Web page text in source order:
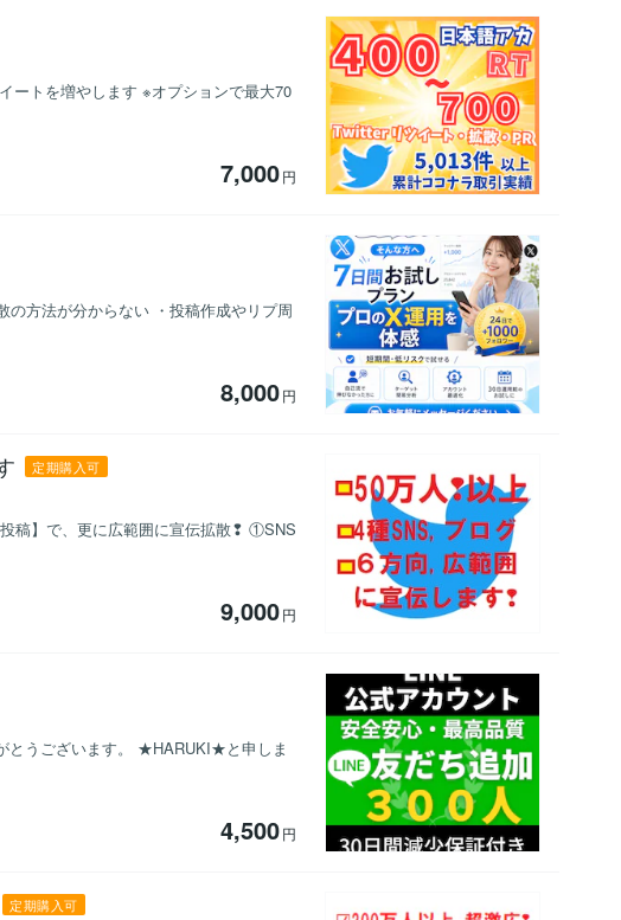
ートを増やします ※オプションで最大70
7,000円
方法が分からない ・投稿作成やリプ周
8,000円
定期購入可
稿】で、更に広範囲に宣伝拡散❢ ①SNS
9,000円
とうございます。 ★HARUKI★と申しま
4,500円
定期購入可